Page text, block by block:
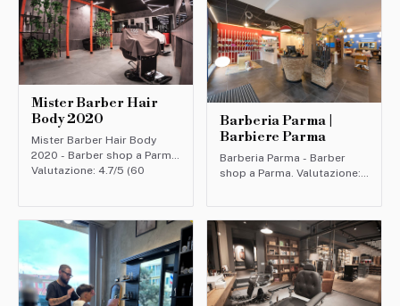
Mister Barber Hair
Body 2020
Mister Barber Hair Body
2020 - Barber shop a Parma.
Valutazione: 4.7/5 (60
Barberia Parma |
Barbiere Parma
Barberia Parma - Barber
shop a Parma. Valutazione: